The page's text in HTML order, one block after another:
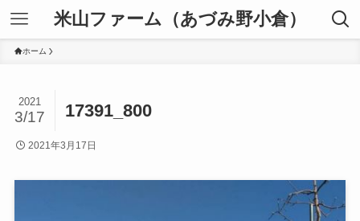
米山ファーム（あづみ野小倉）
ホーム
17391_800
2021
3/17
2021年3月17日